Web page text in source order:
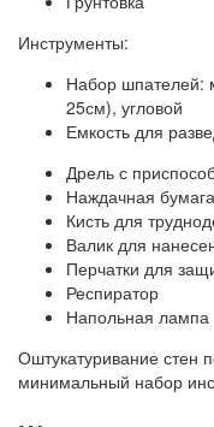
Инструменты:
Набор шпателей:
25см), угловой
Емкость для
Дрель с
Наждачная
Кисть для
Валик для
Перчатки для
Респиратор
Напольная лампа
Оштукатуривание стен
минимальный набор